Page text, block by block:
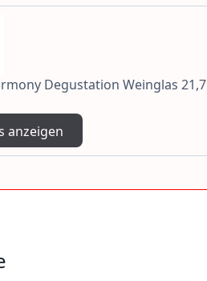
Degustation Weinglas 21,7
anzeigen